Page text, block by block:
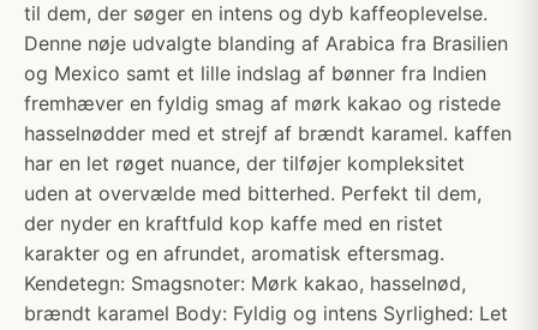
til dem, der søger en intens og dyb kaffeoplevelse.
Denne nøje udvalgte blanding af Arabica fra Brasilien
og Mexico samt et lille indslag af bønner fra Indien
fremhæver en fyldig smag af mørk kakao og ristede
hasselnødder med et strejf af brændt karamel. kaffen
har en let røget nuance, der tilføjer kompleksitet
uden at overvælde med bitterhed. Perfekt til dem,
der nyder en kraftfuld kop kaffe med en ristet
karakter og en afrundet, aromatisk eftersmag.
Kendetegn: Smagsnoter: Mørk kakao, hasselnød,
brændt karamel Body: Fyldig og intens Syrlighed: Let